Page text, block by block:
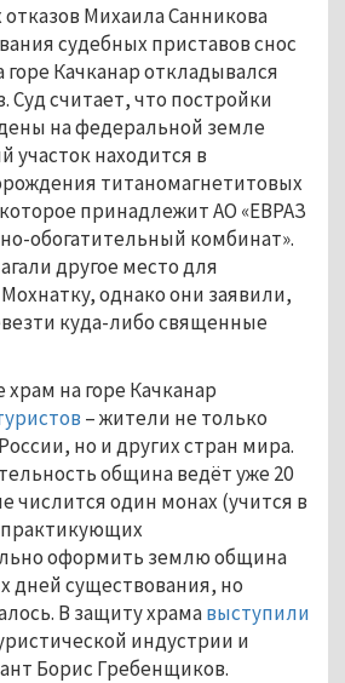
Михаила Санникова
судебных приставов снос
Качканар откладывался
Суд считает, что постройки
на федеральной земле
участок находится в
титаномагнетитовых
принадлежит АО «ЕВРАЗ
обогатительный комбинат».
другое место для
однако они заявили,
куда-либо священные
на горе Качканар
– жители не только
но и других стран мира.
община ведёт уже 20
числится один монах (учится в
оформить землю община
дней существования, но
В защиту храмавыступили
индустрии и
Борис Гребенщиков.